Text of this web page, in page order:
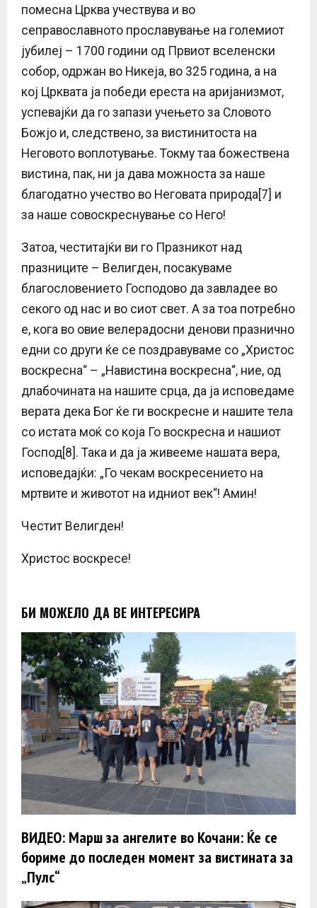
помесна Црква учествува и во
сеправославното прославување на големиот
јубилеј – 1700 години од Првиот вселенски
собор, одржан во Никеја, во 325 година, а на
кој Црквата ја победи ереста на аријанизмот,
успевајќи да го запази учењето за Словото
Божјо и, следствено, за вистинитоста на
Неговото воплотување. Токму таа божествена
вистина, пак, ни ја дава можноста за наше
благодатно учество во Неговата природа[7] и
за наше совоскреснување со Него!
Затоа, честитајќи ви го Празникот над
празниците – Велигден, посакуваме
благословението Господово да завладее во
секого од нас и во сиот свет. А за тоа потребно
е, кога во овие велерадосни денови празнично
едни со други ќе се поздравуваме со „Христос
воскресна“ – „Навистина воскресна“, ние, од
длабочината на нашите срца, да ја исповедаме
верата дека Бог ќе ги воскресне и нашите тела
со истата моќ со која Го воскресна и нашиот
Господ[8]. Така и да ја живееме нашата вера,
исповедајќи: „Го чекам воскресението на
мртвите и животот на идниот век“! Амин!
Честит Велигден!
Христос воскресе!
БИ МОЖЕЛО ДА ВЕ ИНТЕРЕСИРА
ВИДЕО: Марш за ангелите во Кочани: Ќе се
бориме до последен момент за вистината за
„Пулс“